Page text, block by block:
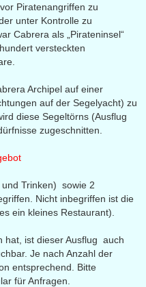
Piratenangriffen zu
unter Kontrolle zu
Cabrera als „Pirateninsel“
versteckten
Archipel auf einer
auf der Segelyacht) zu
diese Segeltörns (Ausflug
zugeschnitten.
Trinken) sowie 2
Nicht inbegriffen ist die
ein kleines Restaurant).
hat, ist dieser Ausflug auch
Je nach Anzahl der
entsprechend. Bitte
für Anfragen.